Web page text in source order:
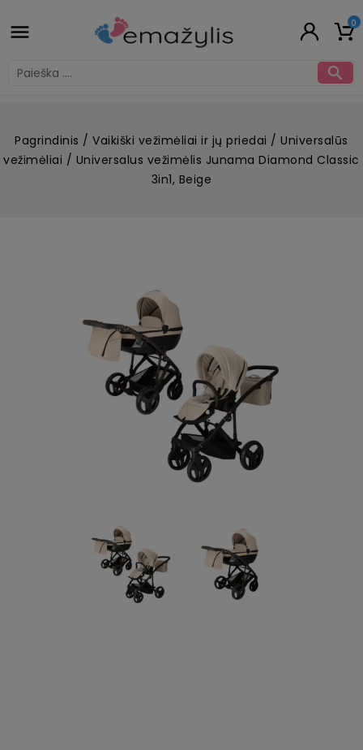
 0

Pagrindinis Vaikiški vežimėliai ir jų priedai
Universalūs
vežimėliai
Universalus vežimėlis Junama Diamond Classic
3in1, Beige